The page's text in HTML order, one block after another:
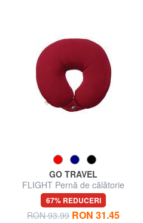
GO TRAVEL
FLIGHT Pernă de călătorie
67% REDUCERI
RON 93.99 RON 31.45